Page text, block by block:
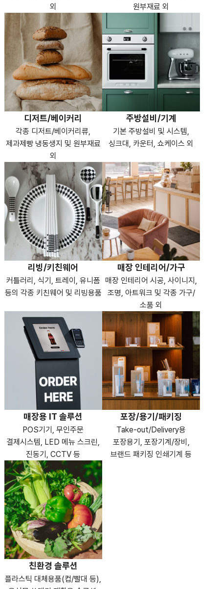
외
원부재료 외
디저트/베이커리
각종 디저트/베이커리류,
제과제빵 냉동생지 및 원부재료
외
주방설비/기계
기본 주방설비 및 시스템,
싱크대, 카운터, 쇼케이스 외
리빙/키친웨어
커틀러리, 식기, 트레이, 유니폼
등의 각종 키친웨어 및 리빙용품
매장 인테리어/가구
매장 인테리어 시공, 사이니지,
조명, 아트워크 및 각종 가구/
소품 외
매장용 IT 솔루션
POS기기, 무인주문
결제시스템, LED 메뉴 스크린,
진동기, CCTV 등
포장/용기/패키징
Take-out/Delivery용
포장용기, 포장기계/장비,
브랜드 패키징 인쇄기계 등
친환경 솔루션
플라스틱 대체용품(컵/빨대 등),